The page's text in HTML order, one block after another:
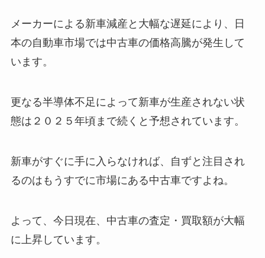
メーカーによる新車減産と大幅な遅延により、日
本の自動車市場では中古車の価格高騰が発生 して
います。
更なる半導体不足によって新車が生産されない状
態は２０２５年頃まで続くと予想されています。
新車がすぐに手に入らなければ、自ずと注目され
るのは もうすでに市場にある中古車ですよね。
よって、今日現在、 中古車の査定・買取額が大幅
に上昇しています。